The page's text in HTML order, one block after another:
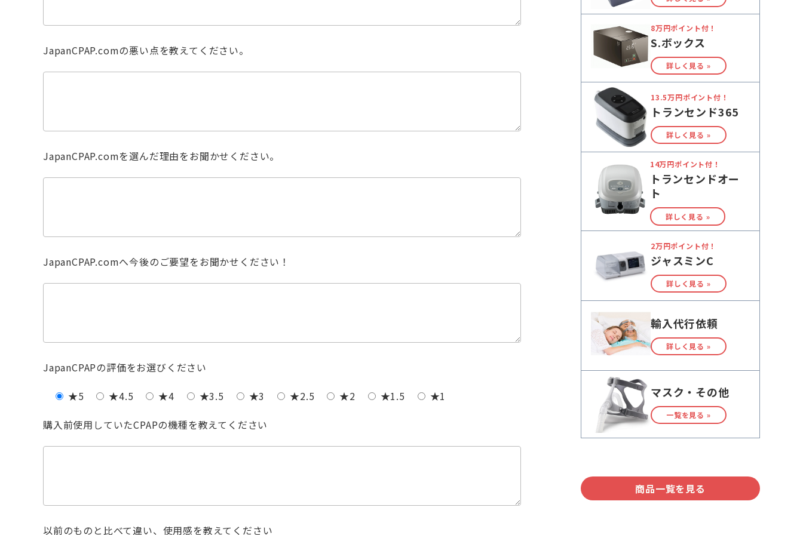
JapanCPAP.comの悪い点を教えてください。
JapanCPAP.comを選んだ理由をお聞かせください。
JapanCPAP.comへ今後のご要望をお聞かせください！
JapanCPAPの評価をお選びください
★5
★4.5 ★4 ★3.5 ★3 ★2.5 ★2 ★1.5
★1
購入前使用していたCPAPの機種を教えてください
以前のものと比べて違い、使用感を教えてください
8万円ポイント付！
S.ボックス
詳しく見る »
13.5万円ポイント付！
トランセンド365
詳しく見る »
14万円ポイント付！
トランセンドオー
ト
詳しく見る »
2万円ポイント付！
ジャスミンC
詳しく見る »
輸入代行依頼
詳しく見る »
マスク・その他
一覧を見る »
商品一覧を見る